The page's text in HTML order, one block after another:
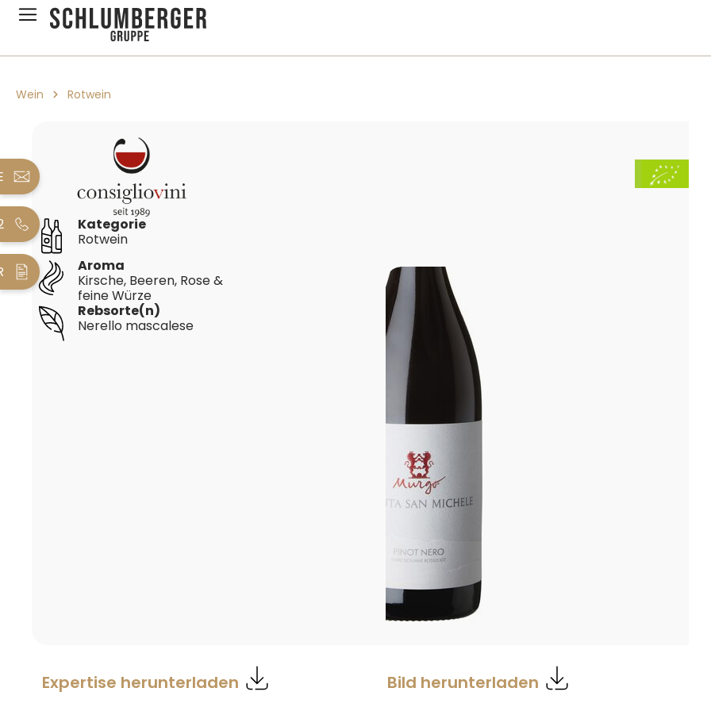
Zur Hauptnavigation springen
Wein Rotwein
Aroma
Kirsche, Beeren, Rose &
feine Würze
Kategorie
Rotwein
Rebsorte(n)
Nerello mascalese
Expertise herunterladen Bild herunterladen